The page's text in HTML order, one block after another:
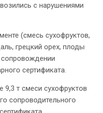
с нарушениями
(смесь сухофруктов,
грецкий орех, плоды
сертификата.
9,3 т смеси сухофруктов
сопроводительного